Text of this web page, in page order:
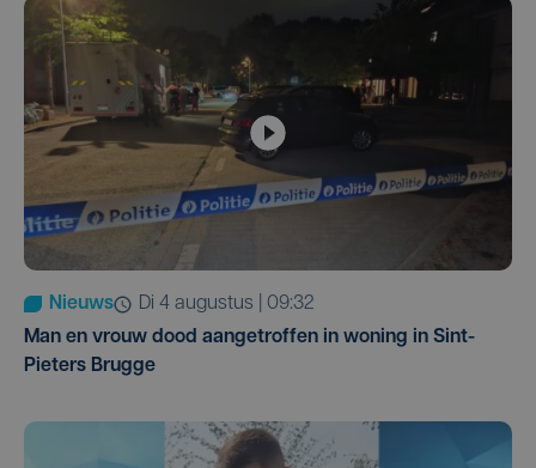
Nieuws
di 4 augustus | 09:32
Man en vrouw dood aangetroffen in woning in Sint-
Pieters Brugge